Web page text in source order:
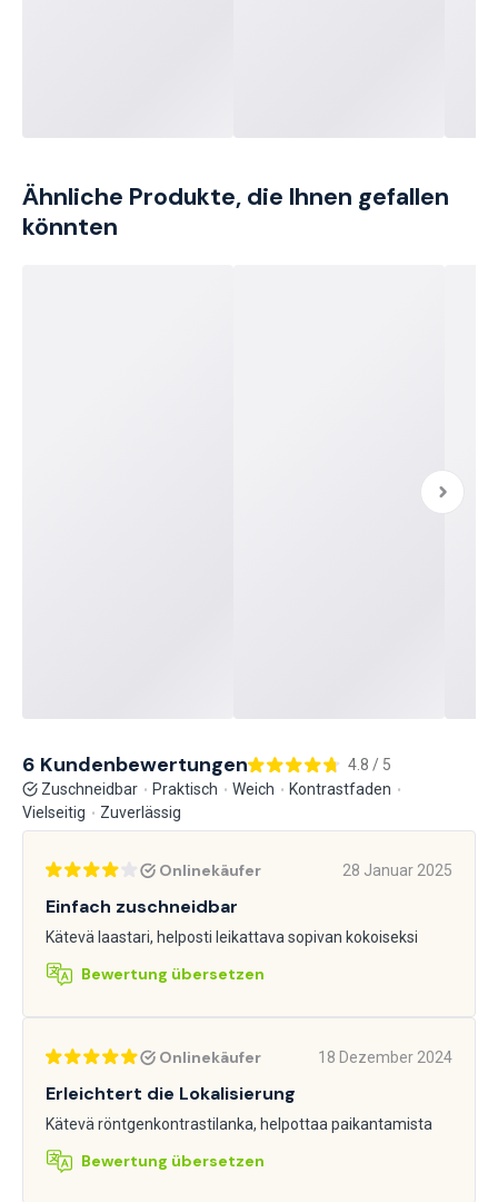
Ähnliche Produkte, die Ihnen gefallen
könnten
6 Kundenbewertungen
4.8 / 5
Zuschneidbar
Praktisch Weich
Kontrastfaden
Vielseitig
Zuverlässig
Onlinekäufer 28 Januar 2025
Einfach zuschneidbar
Kätevä laastari, helposti leikattava sopivan kokoiseksi
Bewertung übersetzen
Onlinekäufer 18 Dezember 2024
Erleichtert die Lokalisierung
Kätevä röntgenkontrastilanka, helpottaa paikantamista
Bewertung übersetzen